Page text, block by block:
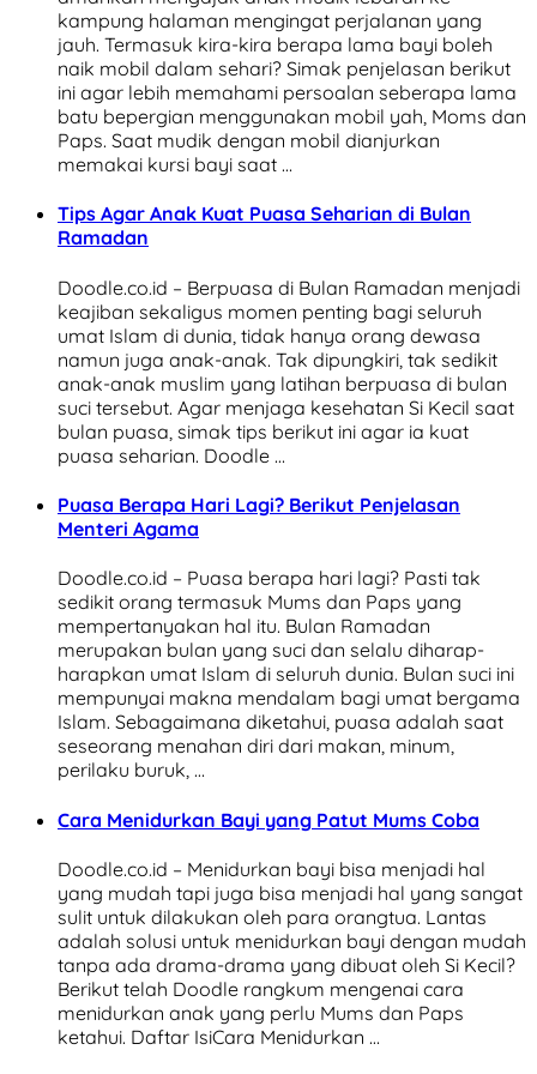
kampung halaman mengingat perjalanan yang
jauh. Termasuk kira-kira berapa lama bayi boleh
naik mobil dalam sehari? Simak penjelasan berikut
ini agar lebih memahami persoalan seberapa lama
batu bepergian menggunakan mobil yah, Moms dan
Paps. Saat mudik dengan mobil dianjurkan
memakai kursi bayi saat …
Tips Agar Anak Kuat Puasa Seharian di Bulan
Ramadan
Doodle.co.id – Berpuasa di Bulan Ramadan menjadi
keajiban sekaligus momen penting bagi seluruh
umat Islam di dunia, tidak hanya orang dewasa
namun juga anak-anak. Tak dipungkiri, tak sedikit
anak-anak muslim yang latihan berpuasa di bulan
suci tersebut. Agar menjaga kesehatan Si Kecil saat
bulan puasa, simak tips berikut ini agar ia kuat
puasa seharian. Doodle …
Puasa Berapa Hari Lagi? Berikut Penjelasan
Menteri Agama
Doodle.co.id – Puasa berapa hari lagi? Pasti tak
sedikit orang termasuk Mums dan Paps yang
mempertanyakan hal itu. Bulan Ramadan
merupakan bulan yang suci dan selalu diharap-
harapkan umat Islam di seluruh dunia. Bulan suci ini
mempunyai makna mendalam bagi umat bergama
Islam. Sebagaimana diketahui, puasa adalah saat
seseorang menahan diri dari makan, minum,
perilaku buruk, …
Cara Menidurkan Bayi yang Patut Mums Coba
Doodle.co.id – Menidurkan bayi bisa menjadi hal
yang mudah tapi juga bisa menjadi hal yang sangat
sulit untuk dilakukan oleh para orangtua. Lantas
adalah solusi untuk menidurkan bayi dengan mudah
tanpa ada drama-drama yang dibuat oleh Si Kecil?
Berikut telah Doodle rangkum mengenai cara
menidurkan anak yang perlu Mums dan Paps
ketahui. Daftar IsiCara Menidurkan …